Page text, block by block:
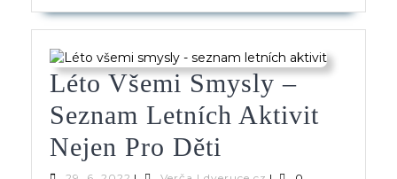
Léto Všemi Smysly –
Seznam Letních Aktivit
Nejen Pro Děti